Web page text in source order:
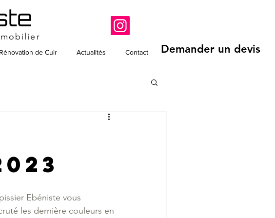
Demander un devis
Rénovation de Cuir Actualités Contact
Ebéniste vous
les dernière couleurs en